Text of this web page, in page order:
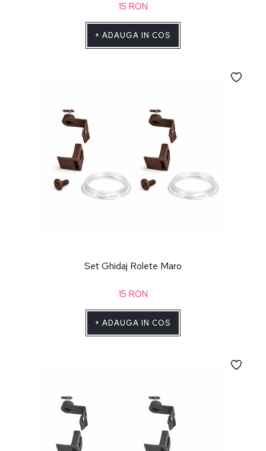
15 RON
+ ADAUGA IN COS
Set Ghidaj Rolete Maro
15 RON
+ ADAUGA IN COS